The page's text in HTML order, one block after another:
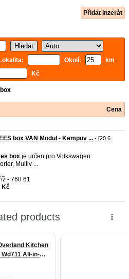
Přidat inzerát
Lokalita:
Okolí:
km
Kč
Cena
box VAN Modul - Kempov ... - [20.6.
box je určen pro Volkswagen
Multiv ...
- 768 61
Kč